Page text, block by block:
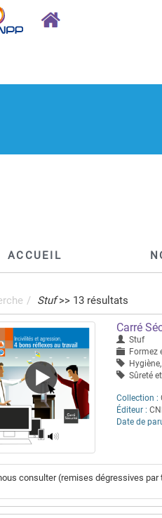
ACCUEIL
Stuf>> 13 résultats
Carré
Stuf
Formez
Sûreté
Collection :
Éditeur :
Date de
consulter (remises dégressives